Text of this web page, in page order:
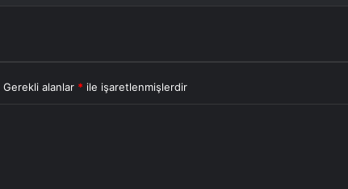
Gerekli alanlar * ile işaretlenmişlerdir